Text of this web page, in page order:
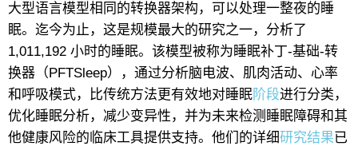
大型语言模型相同的转换器架构，可以处理一整夜的睡
眠。迄今为止，这是规模最大的研究之一，分析了
1,011,192 小时的睡眠。该模型被称为睡眠补丁-基础-转
换器（PFTSleep），通过分析脑电波、肌肉活动、心率
和呼吸模式，比传统方法更有效地对睡眠阶段进行分类，
优化睡眠分析，减少变异性，并为未来检测睡眠障碍和其
他健康风险的临床工具提供支持。他们的详细研究结果已